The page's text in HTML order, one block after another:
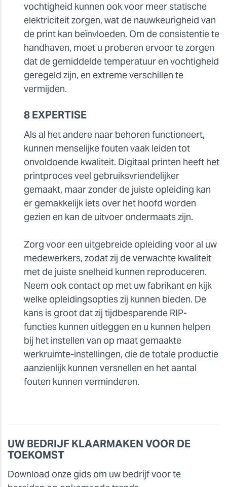
vochtigheid kunnen ook voor meer statische
elektriciteit zorgen, wat de nauwkeurigheid van
de print kan beïnvloeden. Om de consistentie te
handhaven, moet u proberen ervoor te zorgen
dat de gemiddelde temperatuur en vochtigheid
geregeld zijn, en extreme verschillen te
vermijden.
8 EXPERTISE
Als al het andere naar behoren functioneert,
kunnen menselijke fouten vaak leiden tot
onvoldoende kwaliteit. Digitaal printen heeft het
printproces veel gebruiksvriendelijker
gemaakt, maar zonder de juiste opleiding kan
er gemakkelijk iets over het hoofd worden
gezien en kan de uitvoer ondermaats zijn.
Zorg voor een uitgebreide opleiding voor al uw
medewerkers, zodat zij de verwachte kwaliteit
met de juiste snelheid kunnen reproduceren.
Neem ook contact op met uw fabrikant en kijk
welke opleidingsopties zij kunnen bieden. De
kans is groot dat zij tijdbesparende RIP-
functies kunnen uitleggen en u kunnen helpen
bij het instellen van op maat gemaakte
werkruimte-instellingen, die de totale productie
aanzienlijk kunnen versnellen en het aantal
fouten kunnen verminderen.
UW BEDRIJF KLAARMAKEN VOOR DE
TOEKOMST
Download onze gids om uw bedrijf voor te